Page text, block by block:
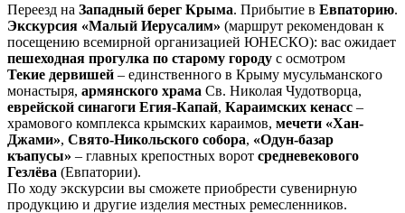
Переезд на Западный берег Крыма. Прибытие в Евпаторию.
Экскурсия «Малый Иерусалим» (маршрут рекомендован к
посещению всемирной организацией ЮНЕСКО): вас ожидает
пешеходная прогулка по старому городу с осмотром
Текие дервишей – единственного в Крыму мусульманского
монастыря, армянского храма Св. Николая Чудотворца,
еврейской синагоги Егия-Капай, Караимских кенасс –
храмового комплекса крымских караимов, мечети «Хан-
Джами», Свято-Никольского собора, «Одун-базар
къапусы» – главных крепостных ворот средневекового
Гезлёва (Евпатории).
По ходу экскурсии вы сможете приобрести сувенирную
продукцию и другие изделия местных ремесленников.